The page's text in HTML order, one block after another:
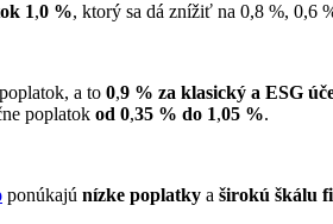
1,0 %, ktorý sa dá znížiť na 0,8 %, 0,6
a to 0,9 % za klasický a ESG
poplatok od 0,35 % do 1,05 %.
ponúkajú nízke poplatky a širokú škálu